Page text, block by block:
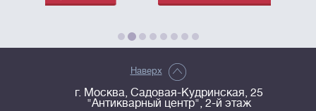
Наверх
г. Москва, Садовая-Кудринская, 25
"Антикварный центр", 2-й этаж